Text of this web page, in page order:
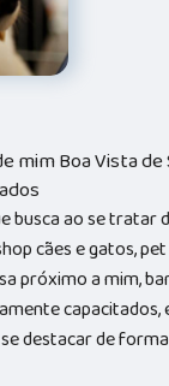
mim Boa Vista de
busca ao se tratar
cães e gatos,
próximo a mim,
capacitados,
destacar de